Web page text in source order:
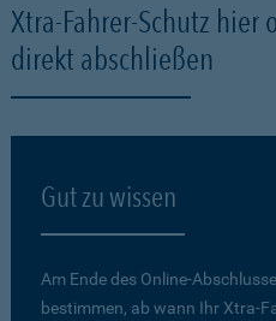
Xtra-Fahrer-Schutz
direkt abschließen
Gut zu wissen
Am Ende des Online-
bestimmen, ab wann Ihr Xtra-